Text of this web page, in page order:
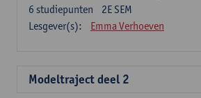
2E SEM
6 studiepunten
Lesgever(s):
Emma Verhoeven
Modeltraject deel 2